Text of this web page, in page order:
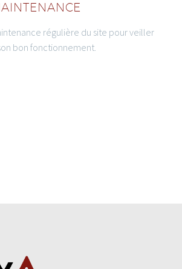
régulière du site pour veiller
bon fonctionnement.